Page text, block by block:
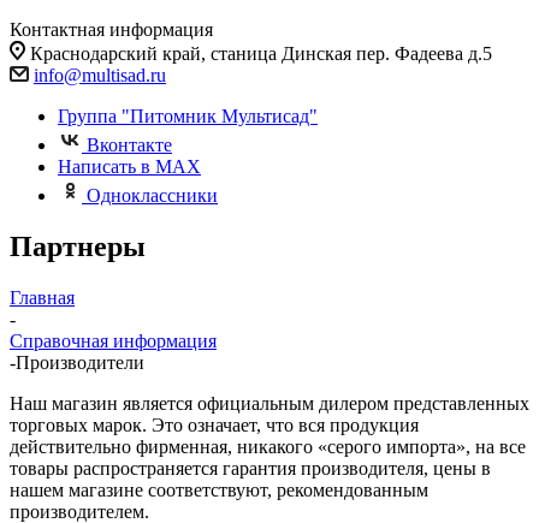
Контактная информация
Краснодарский край, станица Динская пер. Фадеева д.5
info@multisad.ru
Группа "Питомник Мультисад"
Вконтакте
Написать в MAX
Одноклассники
Партнеры
Главная
-
Справочная информация
-Производители
Наш магазин является официальным дилером представленных
торговых марок. Это означает, что вся продукция
действительно фирменная, никакого «серого импорта», на все
товары распространяется гарантия производителя, цены в
нашем магазине соответствуют, рекомендованным
производителем.